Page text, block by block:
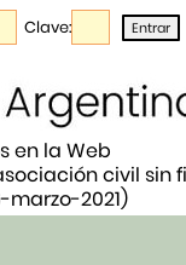
Clave:
en la Web
civil sin
marzo-2021)